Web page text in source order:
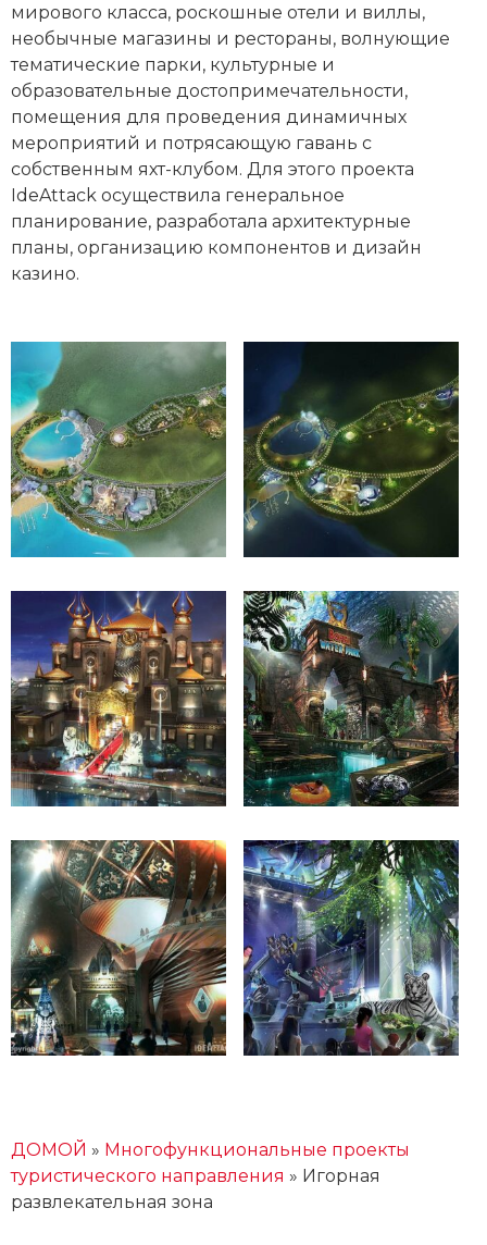
мирового класса, роскошные отели и виллы,
необычные магазины и рестораны, волнующие
тематические парки, культурные и
образовательные достопримечательности,
помещения для проведения динамичных
мероприятий и потрясающую гавань с
собственным яхт-клубом. Для этого проекта
IdeAttack осуществила генеральное
планирование, разработала архитектурные
планы, организацию компонентов и дизайн
казино.
ДОМОЙ » Многофункциональные проекты
туристического направления » Игорная
развлекательная зона